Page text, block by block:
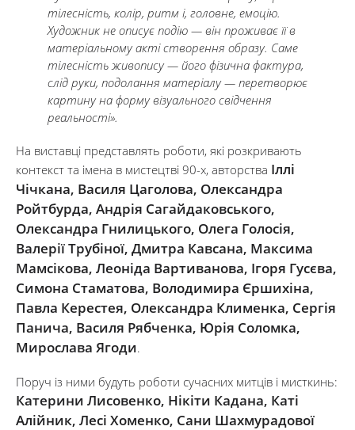
тілесність, колір, ритм і, головне, емоцію.
Художник не описує подію — він проживає її в
матеріальному акті створення образу. Саме
тілесність живопису — його фізична фактура,
слід руки, подолання матеріалу — перетворює
картину на форму візуального свідчення
реальності».
На виставці представлять роботи, які розкривають
контекст та імена в мистецтві 90-х, авторства Іллі
Чічкана, Василя Цаголова, Олександра
Ройтбурда, Андрія Сагайдаковського,
Олександра Гнилицького, Олега Голосія,
Валерії Трубіної, Дмитра Кавсана, Максима
Мамсікова, Леоніда Вартиванова, Ігоря Гусєва,
Симона Стаматова, Володимира Єршихіна,
Павла Керестея, Олександра Клименка, Сергія
Панича, Василя Рябченка, Юрія Соломка,
Мирослава Ягоди.
Поруч із ними будуть роботи сучасних митців і мисткинь:
Катерини Лисовенко, Нікіти Кадана, Каті
Алійник, Лесі Хоменко, Сани Шахмурадової